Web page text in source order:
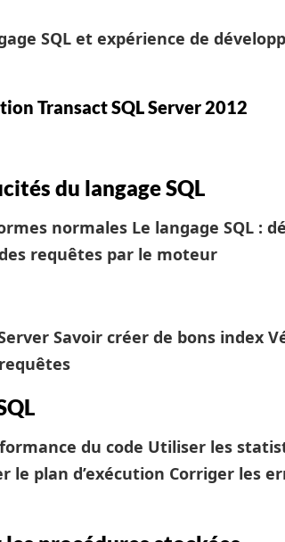
SQL et expérience de
Transact SQL Server 2012
du langage SQL
normales Le langage SQL :
requêtes par le moteur
Savoir créer de bons index
du code Utiliser les
le plan d’exécution Corriger les